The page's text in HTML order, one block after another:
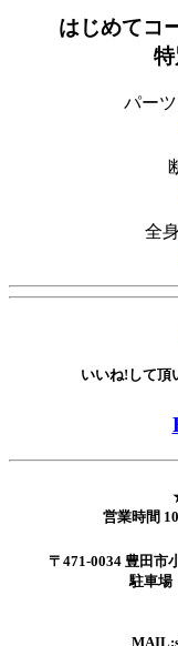
はじめてコ
パー
全
いいね!して頂
営業時間
〒471-0034 豊田市
駐車場